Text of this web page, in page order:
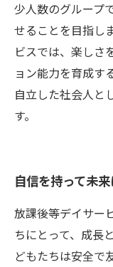
少人数のグループ
せることを目指し
ビスでは、楽しさ
ョン能力を育成す
自立した社会人と
す。
自信を持って未
放課後等デイサー
ちにとって、成長
どもたちは安全で